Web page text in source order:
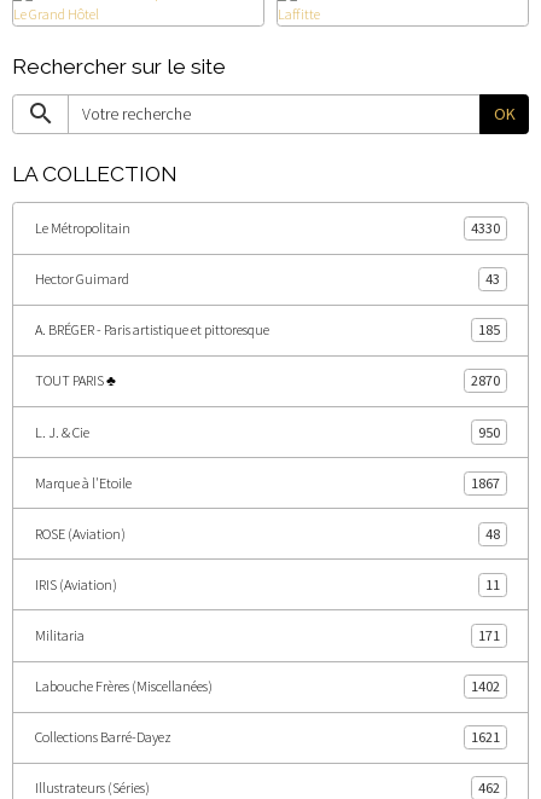
Rechercher sur le site
OK
LA COLLECTION
Le Métropolitain 4330
Hector Guimard 43
A. BRÉGER - Paris artistique et pittoresque 185
TOUT PARIS ♣ 2870
L. J. & Cie 950
Marque à l'Etoile 1867
ROSE (Aviation) 48
IRIS (Aviation) 11
Militaria 171
Labouche Frères (Miscellanées) 1402
Collections Barré-Dayez 1621
Illustrateurs (Séries) 462